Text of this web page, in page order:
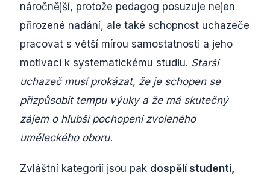
náročnější, protože pedagog posuzuje nejen
přirozené nadání, ale také schopnost uchazeče
pracovat s větší mírou samostatnosti a jeho
motivaci k systematickému studiu. Starší
uchazeč musí prokázat, že je schopen se
přizpůsobit tempu výuky a že má skutečný
zájem o hlubší pochopení zvoleného
uměleckého oboru.
Zvláštní kategorií jsou pak dospělí studenti,